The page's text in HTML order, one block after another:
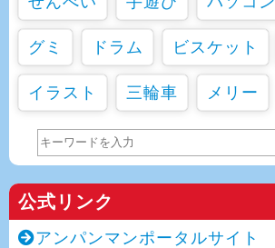
グミ ドラム ビスケット
イラスト 三輪車 メリー
公式リンク
アンパンマンポータルサイト